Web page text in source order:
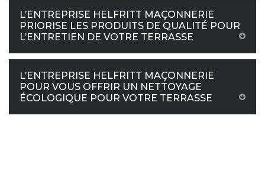
L’ENTREPRISE HELFRITT MAÇONNERIE
PRIORISE LES PRODUITS DE QUALITÉ POUR
L’ENTRETIEN DE VOTRE TERRASSE
L’ENTREPRISE HELFRITT MAÇONNERIE
POUR VOUS OFFRIR UN NETTOYAGE
ÉCOLOGIQUE POUR VOTRE TERRASSE